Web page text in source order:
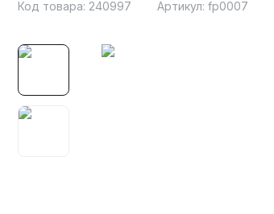
Код товара: 240997 Артикул: fp0007